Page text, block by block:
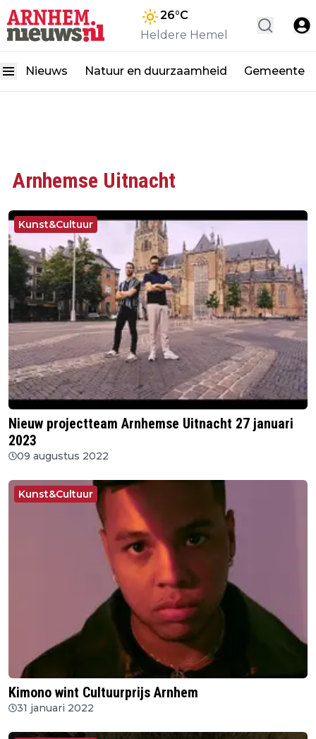
26°C
Heldere Hemel
Nieuws Natuur en duurzaamheid Gemeente
Arnhemse Uitnacht
Kunst&Cultuur
Nieuw projectteam Arnhemse Uitnacht 27 januari
2023
09 augustus 2022
Kunst&Cultuur
Kimono wint Cultuurprijs Arnhem
31 januari 2022